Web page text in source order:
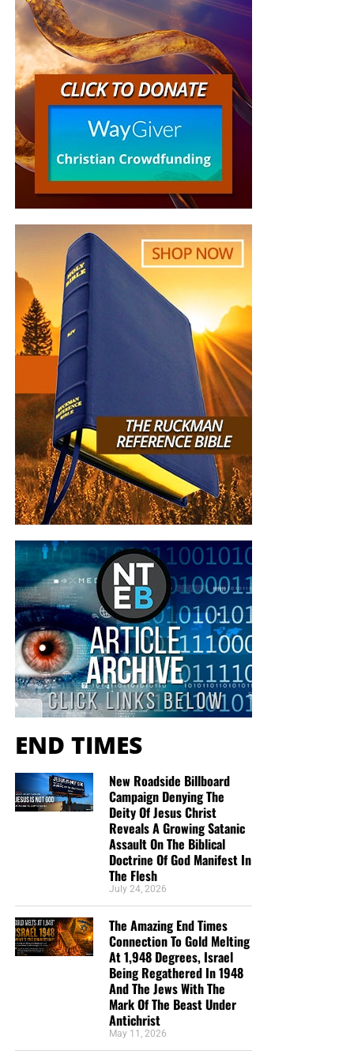
hendrerit neque in massa vestibulum, gravida dignissim
libero ullamcorper. Vestibulum pharetra elementum enim
tincidunt vulputate. Fusce ligula mi, dignissim vel lacus
ac, luctus ullamcorper erat. Phasellus fermentum iaculis
dui, sed aliquet libero vulputate at. Aenean dignissim eros
sit amet diam dapibus tempor. Donec vel enim faucibus,
volutpat eros ut, egestas dui.
Nam sit amet dolor lectus. Maecenas consectetur
bibendum nibh nec semper. Vestibulum posuere ornare
tellus eu suscipit. Morbi varius, quam eu posuere aliquam,
justo nunc ultricies nisl, tristique aliquam lorem risus
viverra erat. Ut nunc augue, posuere a efficitur eu, auctor
sed lectus. Mauris venenatis massa ullamcorper elit
dapibus volutpat. Duis sodales quam orci, laoreet
vulputate lectus tristique nec. Nunc nec laoreet nulla.
Mauris sed tempor felis. Nam tempus sagittis vestibulum.
Praesent pharetra vehicula lorem sed imperdiet.
Pellentesque at libero viverra, vehicula nulla ut, interdum
eros. Nunc at mattis enim. Nulla dapibus sed tellus ornare
Nulla nunc tellus, blandit id scelerisque eu, tempus vitae
risus. Aliquam eget elementum enim, et scelerisque tellus.
Aliquam sodales nibh quam, auctor euismod lacus
volutpat vel. Morbi metus sapien, ultrices id justo id,
efficitur hendrerit tortor. Integer mollis nisl vitae enim
ullamcorper, nec accumsan augue condimentum. Nunc sit
amet euismod nibh. Aliquam imperdiet a nunc quis
pulvinar. Maecenas consectetur id lacus a venenatis.
Phasellus tempus sapien vitae aliquet porttitor.
Maecenas dapibus euismod volutpat. Cum sociis natoque
penatibus et magnis dis parturient montes, nascetur
ridiculus mus. Curabitur ut dui augue. Morbi vel orci
tempor, posuere sem gravida, molestie libero.
Pellentesque habitant morbi tristique senectus et netus et
malesuada fames ac turpis egestas. Etiam fringilla erat
vel pretium congue. Morbi blandit quam leo, a rhoncus
libero tristique sed. Maecenas in augue malesuada,
imperdiet ante in, gravida turpis. In sed massa viverra,
finibus metus non, ullamcorper turpis. Vivamus sed
venenatis velit.
END TIMES
New Roadside Billboard
Campaign Denying The
Deity Of Jesus Christ
Reveals A Growing Satanic
Assault On The Biblical
Doctrine Of God Manifest In
The Flesh
July 24, 2026
The Amazing End Times
Connection To Gold Melting
At 1,948 Degrees, Israel
Being Regathered In 1948
And The Jews With The
Mark Of The Beast Under
Antichrist
May 11, 2026